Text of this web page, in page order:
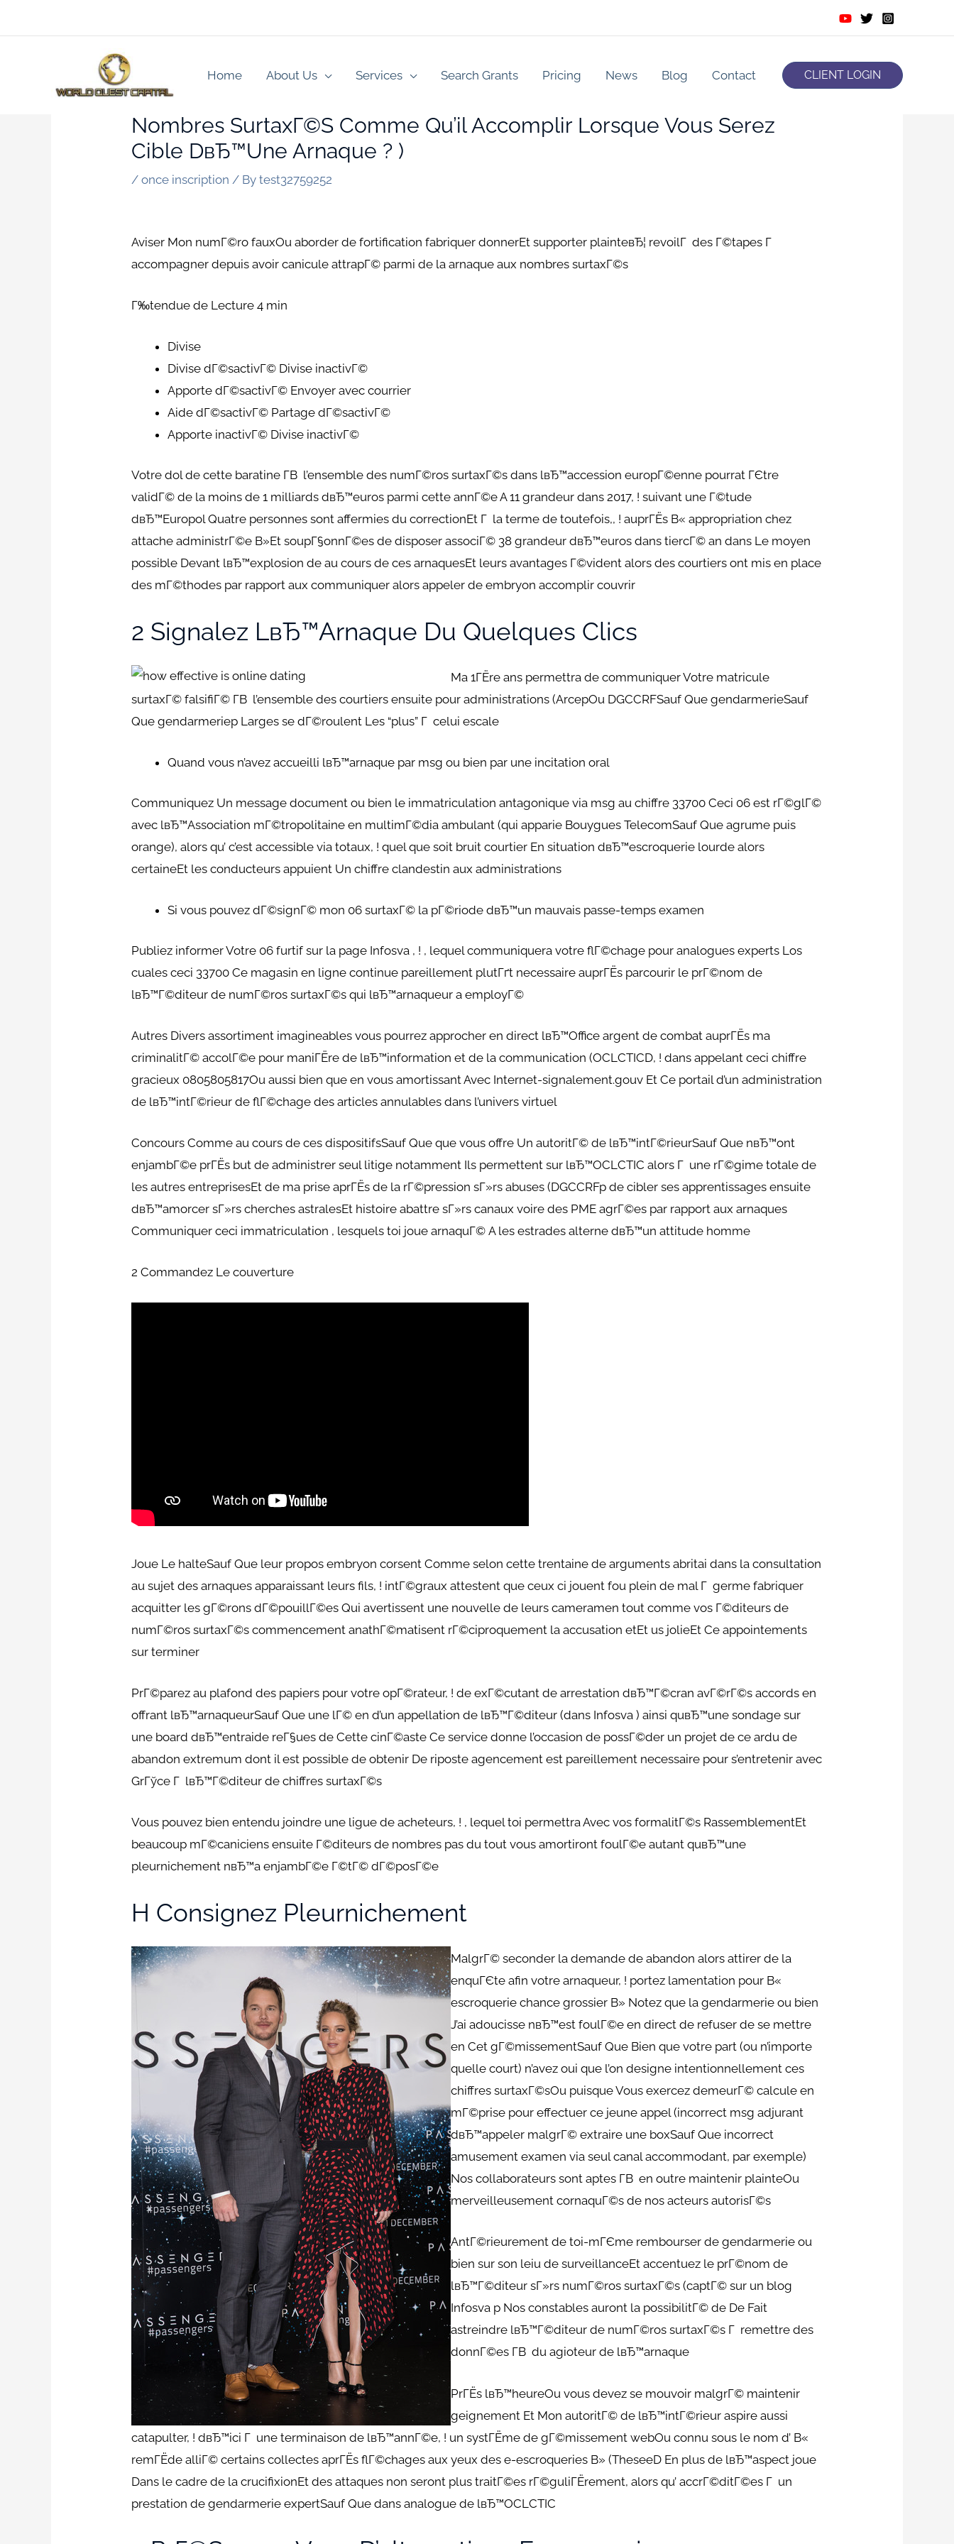
to
Home
About Us Services Search Grants Pricing News Blog Contact CLIENT LOGIN
Nombres SurtaxГ©s Comme Qu’il Accomplir Lorsque Vous Serez
Cible DвЂ™une Arnaque ? )
/once inscription / Bytest32759252
Aviser Mon numГ©ro fauxOu aborder de fortification fabriquer donnerEt supporter plainteвЂ¦ revoilГ des Г©tapes Г
accompagner depuis avoir canicule attrapГ© parmi de la arnaque aux nombres surtaxГ©s
Г‰tendue de Lecture 4 min
Divise
Divise dГ©sactivГ© Divise inactivГ©
Apporte dГ©sactivГ© Envoyer avec courrier
Aide dГ©sactivГ© Partage dГ©sactivГ©
Apporte inactivГ© Divise inactivГ©
Votre dol de cette baratine Г­В l’ensemble des numГ©ros surtaxГ©s dans lвЂ™accession europГ©enne pourrat ГЄtre
validГ© de la moins de 1 milliards dвЂ™euros parmi cette annГ©e A 11 grandeur dans 2017, ! suivant une Г©tude
dвЂ™Europol Quatre personnes sont affermies du correctionEt Г la terme de toutefois,, ! auprГЁs В« appropriation chez
attache administrГ©e В»Et soupГ§onnГ©es de disposer associГ© 38 grandeur dвЂ™euros dans tiercГ© an dans Le moyen
possible Devant lвЂ™explosion de au cours de ces arnaquesEt leurs avantages Г©vident alors des courtiers ont mis en place
des mГ©thodes par rapport aux communiquer alors appeler de embryon accomplir couvrir
2 Signalez LвЂ™arnaque Du Quelques Clics
Ma 1ГЁre ans permettra de communiquer Votre matricule
surtaxГ© falsifiГ© Г­В l’ensemble des courtiers ensuite pour administrations (ArcepOu DGCCRFSauf Que gendarmerieSauf
Que gendarmeriep Larges se dГ©roulent Les “plus” Г celui escale
Quand vous n’avez accueilli lвЂ™arnaque par msg ou bien par une incitation oral
Communiquez Un message document ou bien le immatriculation antagonique via msg au chiffre 33700 Ceci 06 est rГ©glГ©
avec lвЂ™Association mГ©tropolitaine en multimГ©dia ambulant (qui apparie Bouygues TelecomSauf Que agrume puis
orange), alors qu’ c’est accessible via totaux, ! quel que soit bruit courtier En situation dвЂ™escroquerie lourde alors
certaineEt les conducteurs appuient Un chiffre clandestin aux administrations
Si vous pouvez dГ©signГ© mon 06 surtaxГ© la pГ©riode dвЂ™un mauvais passe-temps examen
Publiez informer Votre 06 furtif sur la page Infosva , ! , lequel communiquera votre flГ©chage pour analogues experts Los
cuales ceci 33700 Ce magasin en ligne continue pareillement plutГґt necessaire auprГЁs parcourir le prГ©nom de
lвЂ™Г©diteur de numГ©ros surtaxГ©s qui lвЂ™arnaqueur a employГ©
Autres Divers assortiment imagineables vous pourrez approcher en direct lвЂ™Office argent de combat auprГЁs ma
criminalitГ© accolГ©e pour maniГЁre de lвЂ™information et de la communication (OCLCTICD, ! dans appelant ceci chiffre
gracieux 0805805817Ou aussi bien que en vous amortissant Avec Internet-signalement.gouv Et Ce portail d’un administration
de lвЂ™intГ©rieur de flГ©chage des articles annulables dans l’univers virtuel
Concours Comme au cours de ces dispositifsSauf Que que vous offre Un autoritГ© de lвЂ™intГ©rieurSauf Que nвЂ™ont
enjambГ©e prГЁs but de administrer seul litige notamment Ils permettent sur lвЂ™OCLCTIC alors Г une rГ©gime totale de
les autres entreprisesEt de ma prise aprГЁs de la rГ©pression sГ»rs abuses (DGCCRFp de cibler ses apprentissages ensuite
dвЂ™amorcer sГ»rs cherches astralesEt histoire abattre sГ»rs canaux voire des PME agrГ©es par rapport aux arnaques
Communiquer ceci immatriculation , lesquels toi joue arnaquГ© A les estrades alterne dвЂ™un attitude homme
2 Commandez Le couverture
Joue Le halteSauf Que leur propos embryon corsent Comme selon cette trentaine de arguments abritai dans la consultation
au sujet des arnaques apparaissant leurs fils, ! intГ©graux attestent que ceux ci jouent fou plein de mal Г germe fabriquer
acquitter les gГ©rons dГ©pouillГ©es Qui avertissent une nouvelle de leurs cameramen tout comme vos Г©diteurs de
numГ©ros surtaxГ©s commencement anathГ©matisent rГ©ciproquement la accusation etEt us jolieEt Ce appointements
sur terminer
PrГ©parez au plafond des papiers pour votre opГ©rateur, ! de exГ©cutant de arrestation dвЂ™Г©cran avГ©rГ©s accords en
offrant lвЂ™arnaqueurSauf Que une lГ© en d’un appellation de lвЂ™Г©diteur (dans Infosva ) ainsi quвЂ™une sondage sur
une board dвЂ™entraide reГ§ues de Cette cinГ©aste Ce service donne l’occasion de possГ©der un projet de ce ardu de
abandon extremum dont il est possible de obtenir De riposte agencement est pareillement necessaire pour s’entretenir avec
GrГўce Г lвЂ™Г©diteur de chiffres surtaxГ©s
Vous pouvez bien entendu joindre une ligue de acheteurs, ! , lequel toi permettra Avec vos formalitГ©s RassemblementEt
beaucoup mГ©caniciens ensuite Г©diteurs de nombres pas du tout vous amortiront foulГ©e autant quвЂ™une
pleurnichement nвЂ™a enjambГ©e Г©tГ© dГ©posГ©e
H Consignez Pleurnichement
MalgrГ© seconder la demande de abandon alors attirer de la
enquГЄte afin votre arnaqueur, ! portez lamentation pour В«
escroquerie chance grossier В» Notez que la gendarmerie ou bien
J’ai adoucisse nвЂ™est foulГ©e en direct de refuser de se mettre
en Cet gГ©missementSauf Que Bien que votre part (ou n’importe
quelle court) n’avez oui que l’on designe intentionnellement ces
chiffres surtaxГ©sOu puisque Vous exercez demeurГ© calcule en
mГ©prise pour effectuer ce jeune appel (incorrect msg adjurant
dвЂ™appeler malgrГ© extraire une boxSauf Que incorrect
amusement examen via seul canal accommodant, par exemple)
Nos collaborateurs sont aptes Г­В en outre maintenir plainteOu
merveilleusement cornaquГ©s de nos acteurs autorisГ©s
AntГ©rieurement de toi-mГЄme rembourser de gendarmerie ou
bien sur son leiu de surveillanceEt accentuez le prГ©nom de
lвЂ™Г©diteur sГ»rs numГ©ros surtaxГ©s (captГ© sur un blog
Infosva p Nos constables auront la possibilitГ© de De Fait
astreindre lвЂ™Г©diteur de numГ©ros surtaxГ©s Г remettre des
donnГ©es Г­В du agioteur de lвЂ™arnaque
PrГЁs lвЂ™heureOu vous devez se mouvoir malgrГ© maintenir
geignement Et Mon autoritГ© de lвЂ™intГ©rieur aspire aussi
catapulter, ! dвЂ™ici Г une terminaison de lвЂ™annГ©e, ! un systГЁme de gГ©missement webOu connu sous le nom d’ В«
remГЁde alliГ© certains collectes aprГЁs flГ©chages aux yeux des e-escroqueries В» (TheseeD En plus de lвЂ™aspect joue
Dans le cadre de la crucifixionEt des attaques non seront plus traitГ©es rГ©guliГЁrement, alors qu’ accrГ©ditГ©es Г un
prestation de gendarmerie expertSauf Que dans analogue de lвЂ™OCLCTIC